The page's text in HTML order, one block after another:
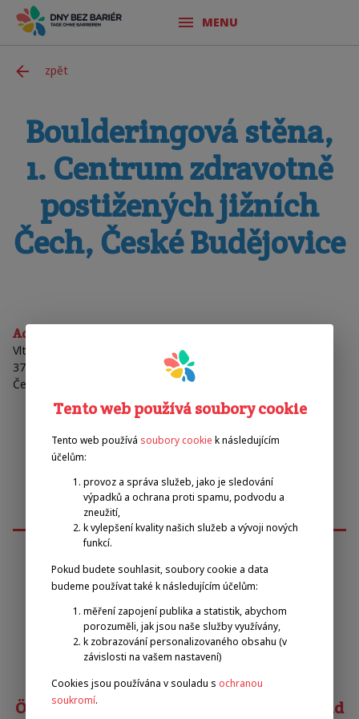
MENU
zpět
Boulderingová stěna,
1. Centrum zdravotně
postižených jižních
Čech, České Budějovice
Adresa
Vltavské nábř. 1545/5a
370 05 České Budějovice
Česká Republika
Emilova sportovní, z.s.
Pavel Zbožínek
zbozinek@emilova-sportovni.cz
+420 602 720 518
Österreichischer Behindertensportverband
Tento web používá soubory cookie
Tento web používá soubory cookie k následujícím
účelům:
provoz a správa služeb, jako je sledování
výpadků a ochrana proti spamu, podvodu a
zneužití,
k vylepšení kvality našich služeb a vývoji nových
funkcí.
Pokud budete souhlasit, soubory cookie a data
budeme používat také k následujícím účelům:
měření zapojení publika a statistik, abychom
porozuměli, jak jsou naše služby využívány,
k zobrazování personalizovaného obsahu (v
závislosti na vašem nastavení)
Cookies jsou používána v souladu s ochranou
soukromí.